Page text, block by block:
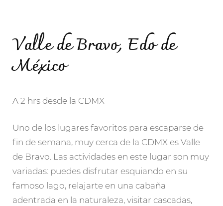
Valle de Bravo, Edo de
México
A 2 hrs desde la CDMX
Uno de los lugares favoritos para escaparse de
fin de semana, muy cerca de la CDMX es Valle
de Bravo. Las actividades en este lugar son muy
variadas: puedes disfrutar esquiando en su
famoso lago, relajarte en una cabaña
adentrada en la naturaleza, visitar cascadas,